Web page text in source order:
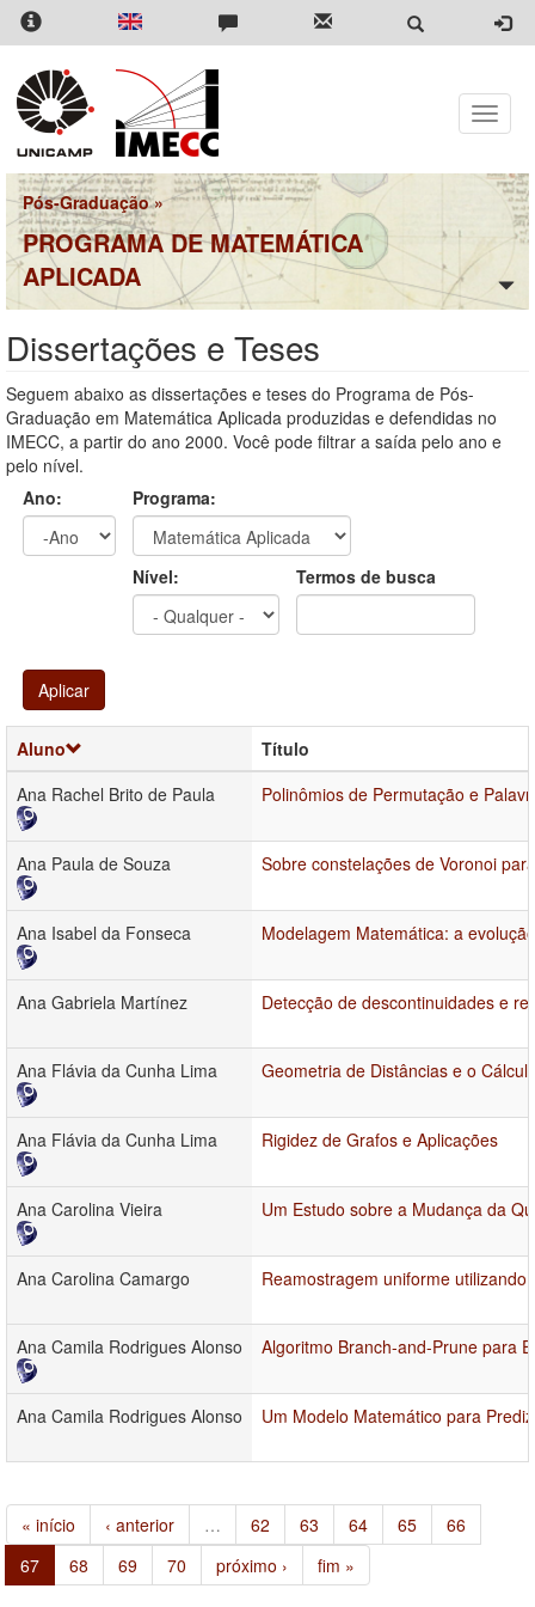
Pular
para
conteúdo
principal
Toggle
Pós-Graduação»
PROGRAMA DE MATEMÁTICA
APLICADA
Dissertações e Teses
Seguem abaixo as dissertações e teses do Programa de Pós-
Graduação em Matemática Aplicada produzidas e defendidas no
IMECC, a partir do ano 2000. Você pode filtrar a saída pelo ano e
pelo nível.
Ano:
Programa:
Nível: Termos de busca
Aplicar
Aluno
Título
Ana Rachel Brito de Paula
Polinômios de Permutação e
Ana Paula de Souza Sobre constelações de Voronoi
Ana Isabel da Fonseca Modelagem Matemática: a
Ana Gabriela Martínez Detecção de descontinuidades e
Ana Flávia da Cunha Lima Geometria de Distâncias e o
Ana Flávia da Cunha Lima Rigidez de Grafos e Aplicações
Ana Carolina Vieira Um Estudo sobre a Mudança da
Ana Carolina Camargo Reamostragem uniforme utilizando
Ana Camila Rodrigues Alonso Algoritmo Branch-and-Prune para
Ana Camila Rodrigues Alonso Um Modelo Matemático para
« início ‹ anterior … 62 63 64 65
66
67
68 69 70 próximo › fim »